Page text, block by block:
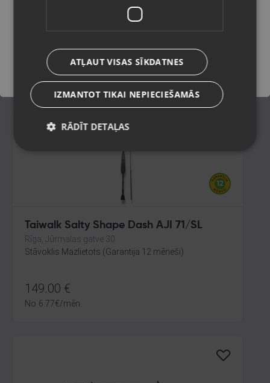
Stāvoklis Mazlietots (Garantija 12 mēneši)
595.00 €
27.05€/mēn.
Taiwalk Salty Shape Dash AJI 71/SL
Rīga, Jūrmalas gatve 30
Stāvoklis Mazlietots (Garantija 12 mēneši)
149.00 €
No 6.77€/mēn.
Saglabāt
ATĻAUT VISAS SĪKDATNES
IZMANTOT TIKAI NEPIECIEŠAMĀS
RĀDĪT DETAĻAS